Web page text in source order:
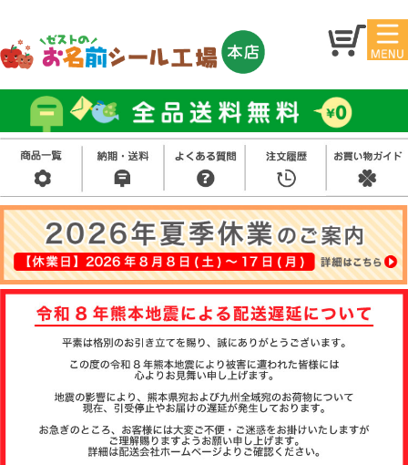
マイ
ジ
お名
前シ
ール
アイ
ロン
シー
ル
お買
い得
セッ
ト
スタ
ンプ
その
他
注文履歴